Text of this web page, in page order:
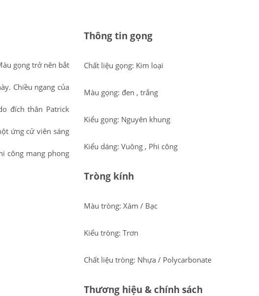
gọng trở nên bắt
Chiều ngang của
đích thân Patrick
ứng cử viên sáng
công mang phong
Thông tin gọng
Chất liệu gọng: Kim loại
Màu gọng: đen , trắng
Kiểu gọng: Nguyên khung
Kiểu dáng: Vuông , Phi công
Tròng kính
Màu tròng: Xám / Bạc
Kiểu tròng: Trơn
Chất liệu tròng: Nhựa / Polycarbonate
Thương hiệu & chính sách